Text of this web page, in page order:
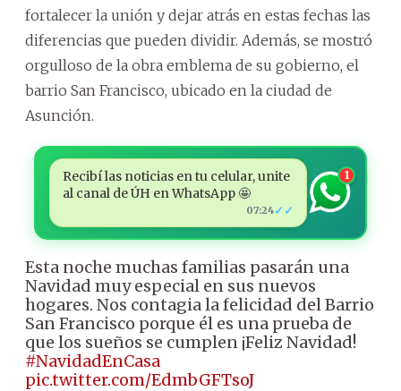
fortalecer la unión y dejar atrás en estas fechas las
diferencias que pueden dividir. Además, se mostró
orgulloso de la obra emblema de su gobierno, el
barrio San Francisco, ubicado en la ciudad de
Asunción.
Recibí las noticias en tu celular, unite
al canal de ÚH en WhatsApp 🤩
07:24✓✓
1
Esta noche muchas familias pasarán una
Navidad muy especial en sus nuevos
hogares. Nos contagia la felicidad del Barrio
San Francisco porque él es una prueba de
que los sueños se cumplen ¡Feliz Navidad!
#NavidadEnCasa
pic.twitter.com/EdmbGFTsoJ